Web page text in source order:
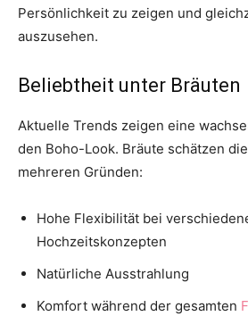
Persönlichkeit zu zeigen und
auszusehen.
Beliebtheit unter Bräuten
Aktuelle Trends zeigen eine
den Boho-Look. Bräute schätzen
mehreren Gründen:
Hohe Flexibilität bei
Hochzeitskonzepten
Natürliche Ausstrahlung
Komfort während der gesamten